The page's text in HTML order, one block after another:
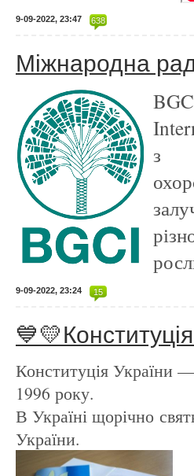
9-09-2022, 23:47 638
Міжнародна
з
9-09-2022, 23:24 15
Конституція України
1996 року.
В Україні щорічно
України.